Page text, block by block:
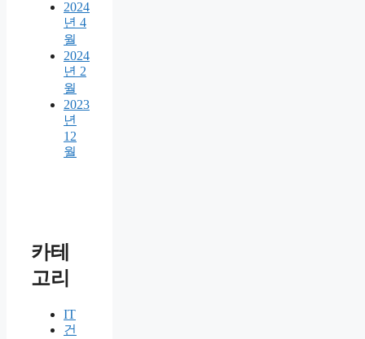
2024
년 4
월
2024
년 2
월
2023
년
12
월
카테
고리
IT
건